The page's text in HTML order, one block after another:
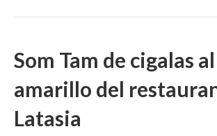
Som Tam de cigalas
amarillo del
Latasia